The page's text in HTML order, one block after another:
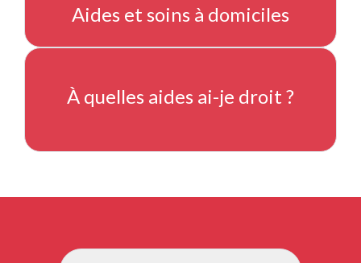
Aides et soins à domiciles
À quelles aides ai-je droit ?